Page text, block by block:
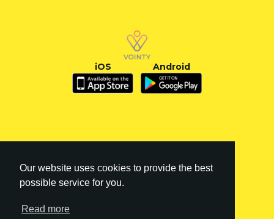
Our website uses cookies to provide the best
possible service for you.
Read more
iOS Android